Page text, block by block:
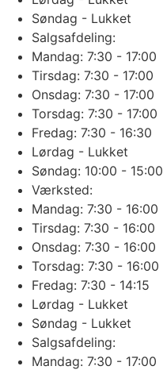
Søndag - Lukket
Salgsafdeling:
Mandag: 7:30 - 17:00
Tirsdag: 7:30 - 17:00
Onsdag: 7:30 - 17:00
Torsdag: 7:30 - 17:00
Fredag: 7:30 - 16:30
Lørdag - Lukket
Søndag: 10:00 - 15:00
Værksted:
Mandag: 7:30 - 16:00
Tirsdag: 7:30 - 16:00
Onsdag: 7:30 - 16:00
Torsdag: 7:30 - 16:00
Fredag: 7:30 - 14:15
Lørdag - Lukket
Søndag - Lukket
Salgsafdeling:
Mandag: 7:30 - 17:00